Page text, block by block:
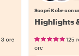
3 ore
Scopri Kobe con
Highlights
125
ore